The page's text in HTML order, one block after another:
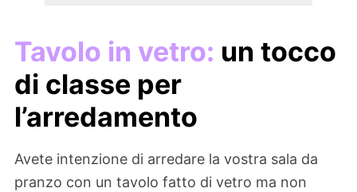
Tavolo in vetro: un tocco
di classe per
l’arredamento
Avete intenzione di arredare la vostra sala da
pranzo con un tavolo fatto di vetro ma non